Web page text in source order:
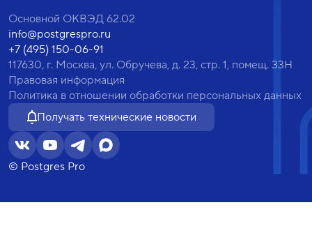
Основной ОКВЭД 62.02
info@postgrespro.ru
+7 (495) 150-06-91
117630, г. Москва, ул. Обручева, д. 23, стр. 1, помещ. 33Н
Правовая информация
Политика в отношении обработки персональных данных
Получать технические новости
© Postgres Pro